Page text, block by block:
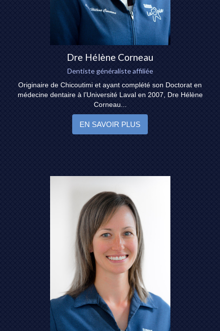
Dre Hélène Corneau
Dentiste généraliste affiliée
Originaire de Chicoutimi et ayant complété son Doctorat en
médecine dentaire à l’Université Laval en 2007, Dre Hélène
Corneau...
EN SAVOIR PLUS